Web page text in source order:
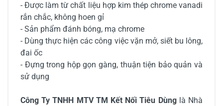
- Được làm từ chất liệu hợp kim thép chrome vanadi
rắn chắc, không hoen gỉ
- Sản phẩm đánh bóng, mạ chrome
- Dùng thực hiện các công việc vặn mở, siết bu lông,
đai ốc
- Đựng trong hộp gọn gàng, thuận tiện bảo quản và
sử dụng
Công Ty TNHH MTV TM Kết Nối Tiêu Dùnglà Nhà